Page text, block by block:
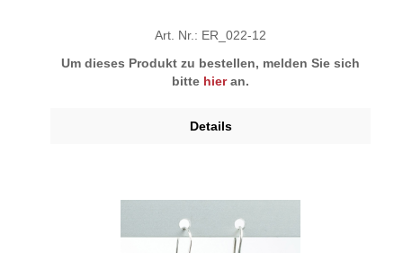
Art. Nr.: ER_022-12
Um dieses Produkt zu bestellen, melden Sie sich
bitte hieran.
Details